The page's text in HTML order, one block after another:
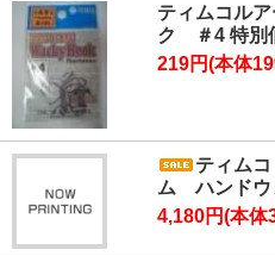
ティムコル
ク ＃4 特別
219円(本体
ティム
ム ハンドウ
4,180円(本体